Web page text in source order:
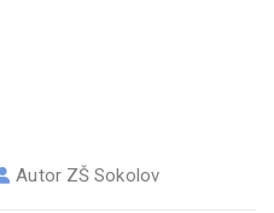
Autor ZŠ Sokolov